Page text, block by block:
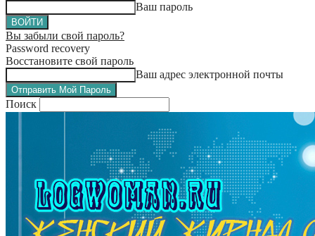
Ваш пароль
Вы забыли свой пароль?
Password recovery
Восстановите свой пароль
Ваш адрес электронной почты
Поиск